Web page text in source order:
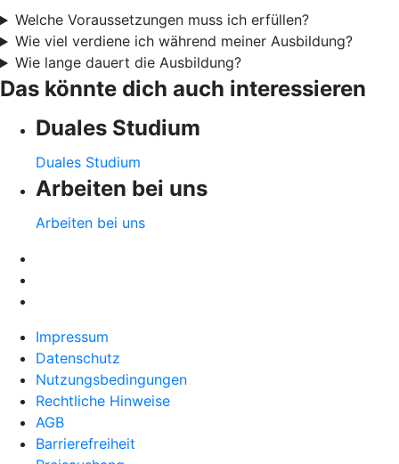
Welche Voraussetzungen muss ich erfüllen?
Wie viel verdiene ich während meiner Ausbildung?
Wie lange dauert die Ausbildung?
Das könnte dich auch interessieren
Duales Studium
Duales Studium
Arbeiten bei uns
Arbeiten bei uns
Impressum
Datenschutz
Nutzungsbedingungen
Rechtliche Hinweise
AGB
Barrierefreiheit